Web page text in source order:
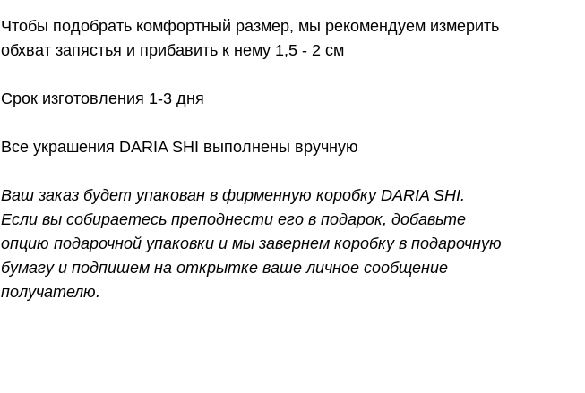
Чтобы подобрать комфортный размер, мы рекомендуем измерить
обхват запястья и прибавить к нему 1,5 - 2 см
Срок изготовления 1-3 дня
Все украшения DARIA SHI выполнены вручную
Ваш заказ будет упакован в фирменную коробку DARIA SHI.
Если вы собираетесь преподнести его в подарок, добавьте
опцию подарочной упаковки и мы завернем коробку в подарочную
бумагу и подпишем на открытке ваше личное сообщение
получателю.